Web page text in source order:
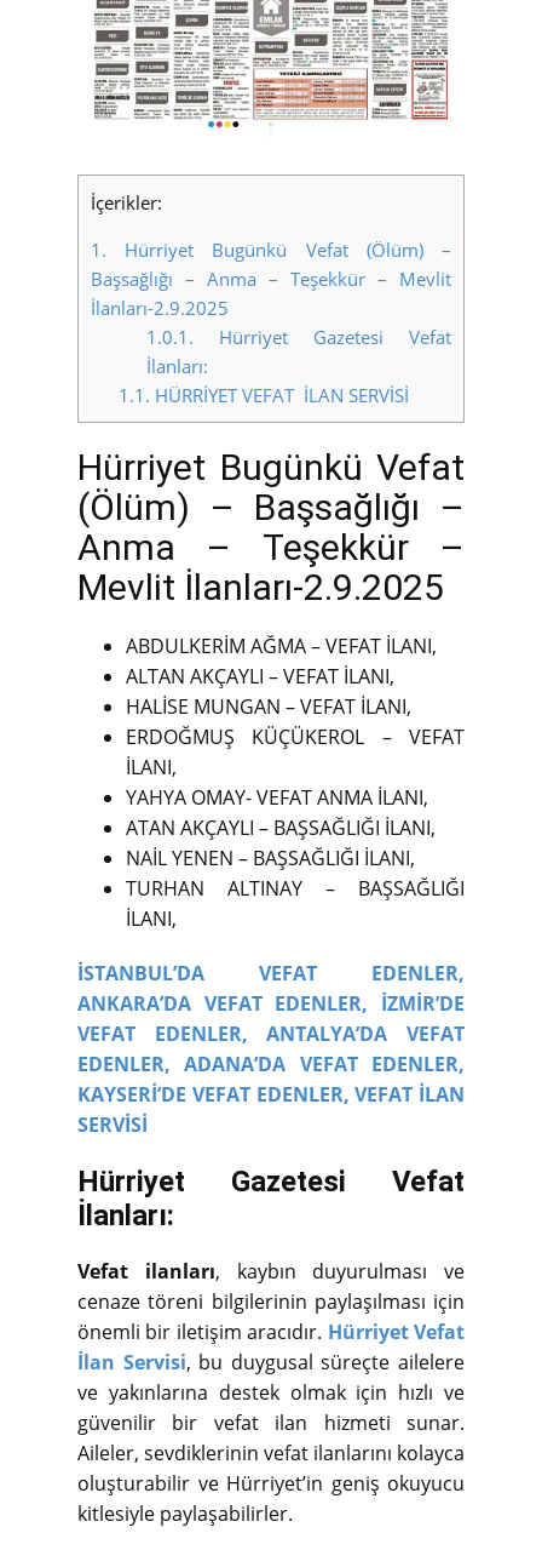
İçerikler:
1. Hürriyet Bugünkü Vefat (Ölüm) –
Başsağlığı – Anma – Teşekkür – Mevlit
İlanları-2.9.2025
1.0.1. Hürriyet Gazetesi Vefat
İlanları:
1.1. HÜRRİYET VEFAT İLAN SERVİSİ
Hürriyet Bugünkü Vefat
(Ölüm) – Başsağlığı –
Anma – Teşekkür –
Mevlit İlanları-2.9.2025
ABDULKERİM AĞMA – VEFAT İLANI,
ALTAN AKÇAYLI – VEFAT İLANI,
HALİSE MUNGAN – VEFAT İLANI,
ERDOĞMUŞ KÜÇÜKEROL – VEFAT
İLANI,
YAHYA OMAY- VEFAT ANMA İLANI,
ATAN AKÇAYLI – BAŞSAĞLIĞI İLANI,
NAİL YENEN – BAŞSAĞLIĞI İLANI,
TURHAN ALTINAY – BAŞSAĞLIĞI
İLANI,
İSTANBUL’DA VEFAT EDENLER,
ANKARA’DA VEFAT EDENLER, İZMİR’DE
VEFAT EDENLER,
ANTALYA’DA VEFAT
EDENLER, ADANA’DA VEFAT EDENLER,
KAYSERİ’DE VEFAT EDENLER, VEFAT İLAN
SERVİSİ
Hürriyet Gazetesi Vefat
İlanları:
Vefat ilanları, kaybın duyurulması ve
cenaze töreni bilgilerinin paylaşılması için
önemli bir iletişim aracıdır. Hürriyet Vefat
İlan Servisi, bu duygusal süreçte ailelere
ve yakınlarına destek olmak için hızlı ve
güvenilir bir vefat ilan hizmeti sunar.
Aileler, sevdiklerinin vefat ilanlarını kolayca
oluşturabilir ve Hürriyet’in geniş okuyucu
kitlesiyle paylaşabilirler.